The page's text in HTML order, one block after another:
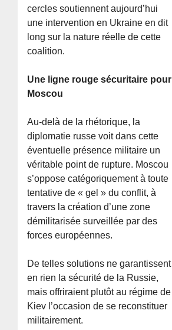
cercles soutiennent aujourd’hui
une intervention en Ukraine en dit
long sur la nature réelle de cette
coalition.
Une ligne rouge sécuritaire pour
Moscou
Au-delà de la rhétorique, la
diplomatie russe voit dans cette
éventuelle présence militaire un
véritable point de rupture. Moscou
s’oppose catégoriquement à toute
tentative de « gel » du conflit, à
travers la création d’une zone
démilitarisée surveillée par des
forces européennes.
De telles solutions ne garantissent
en rien la sécurité de la Russie,
mais offriraient plutôt au régime de
Kiev l’occasion de se reconstituer
militairement.